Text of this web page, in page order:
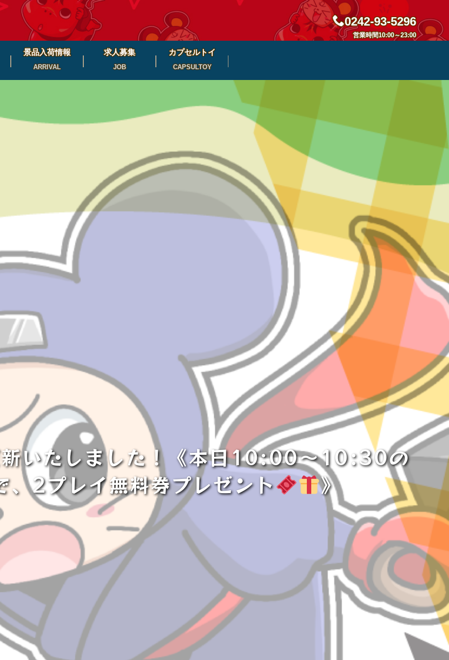
0242-93-5296
営業時間10:00～23:00
景品入荷情報
ARRIVAL
求人募集
JOB
カプセルトイ
CAPSULTOY
いたしました！《本日10:00〜10:30の
2プレイ無料券プレゼント
》